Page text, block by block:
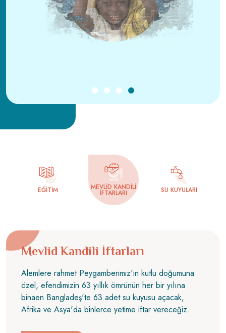
EĞITIM MEVLID KANDILI
İFTARLARI SU KUYULARI
Mevlid Kandili İftarları
Alemlere rahmet Peygamberimiz'in kutlu doğumuna
özel, efendimizin 63 yıllık ömrünün her bir yılına
binaen Bangladeş'te 63 adet su kuyusu açacak,
Afrika ve Asya'da binlerce yetime iftar vereceğiz.